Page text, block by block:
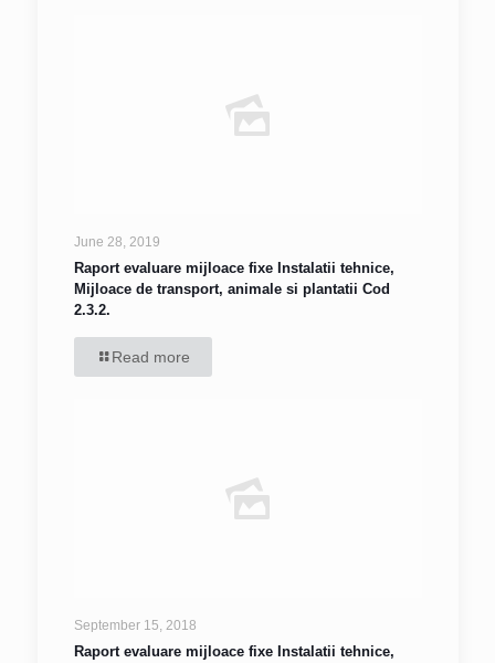
June 28, 2019
Raport evaluare mijloace fixe Instalatii tehnice,
Mijloace de transport, animale si plantatii Cod
2.3.2.
Read more
September 15, 2018
Raport evaluare mijloace fixe Instalatii tehnice,